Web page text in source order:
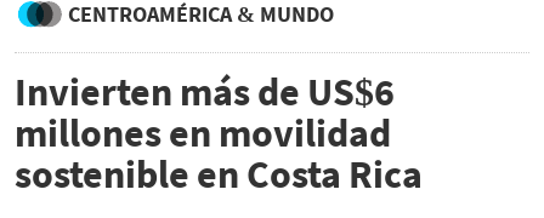
CENTROAMÉRICA & MUNDO
Invierten más de US$6
millones en movilidad
sostenible en Costa Rica